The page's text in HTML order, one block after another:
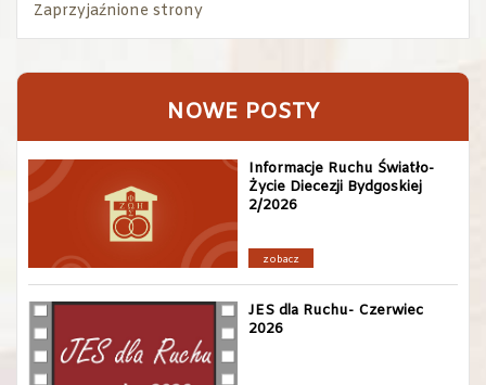
Zaprzyjaźnione strony
NOWE POSTY
Informacje Ruchu Światło-
Życie Diecezji Bydgoskiej
2/2026
zobacz
JES dla Ruchu- Czerwiec
2026